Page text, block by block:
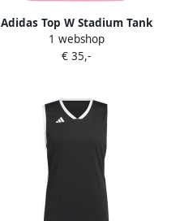
Adidas Top W Stadium Tank
1 webshop
€ 35,-